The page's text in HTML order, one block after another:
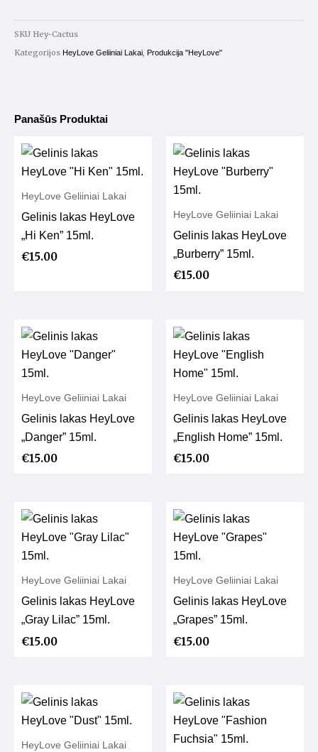
"Cactus"
15ml.
SKU Hey-Cactus
Kategorijos HeyLove Geliiniai Lakai, Produkcija "HeyLove"
Panašūs Produktai
HeyLove Geliiniai Lakai
Gelinis lakas HeyLove
„Hi Ken” 15ml.
€15.00
HeyLove Geliiniai Lakai
Gelinis lakas HeyLove
„Burberry” 15ml.
€15.00
HeyLove Geliiniai Lakai
Gelinis lakas HeyLove
„Danger” 15ml.
€15.00
HeyLove Geliiniai Lakai
Gelinis lakas HeyLove
„English Home” 15ml.
€15.00
HeyLove Geliiniai Lakai
Gelinis lakas HeyLove
„Gray Lilac” 15ml.
€15.00
HeyLove Geliiniai Lakai
Gelinis lakas HeyLove
„Grapes” 15ml.
€15.00
HeyLove Geliiniai Lakai